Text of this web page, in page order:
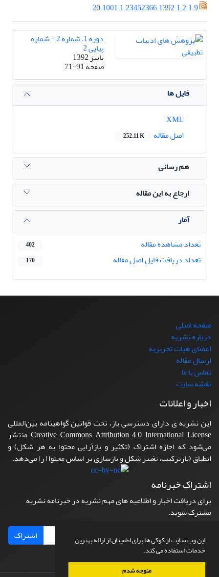
این وب سایت از کوکی ها برای اطمینان از ارائه بهترین
خدمات استفاده می کند.
متوجه شدم
20.1001.1.23452366.1392.1.2.1.9
دوره 1، شماره 2 - شماره
پیاپی 2
پاییز 1392
صفحه71-91
فایل ها
اصل مقاله
252.11 K
هم رسانی
ارجاع به این مقاله
آمار
تعداد مشاهده مقاله
402
تعداد دریافت فایل اصل مقاله 170
صفحه اصلی
درباره نشریه
اعضای هیات تحریریه
ارسال مقاله
تماس با ما
نقشه سایت
اخبار و اعلانات
این نشریه ی دارای دسترسی باز، تحت قوانین گواهینامه بین‌المللی
Creative Commons Attribution 4.0 International License منتشر
می‌شود که اجازه اشتراک (تکثیر و بازآرایی محتوا به هر شکل) و
انطباق (بازترکیب، تغییر شکل و بازسازی بر اساس محتوا) را می‌دهد.
اشتراک خبرنامه
برای دریافت اخبار و اطلاعیه های مهم نشریه در خبرنامه نشریه
مشترک شوید.
اشتراک